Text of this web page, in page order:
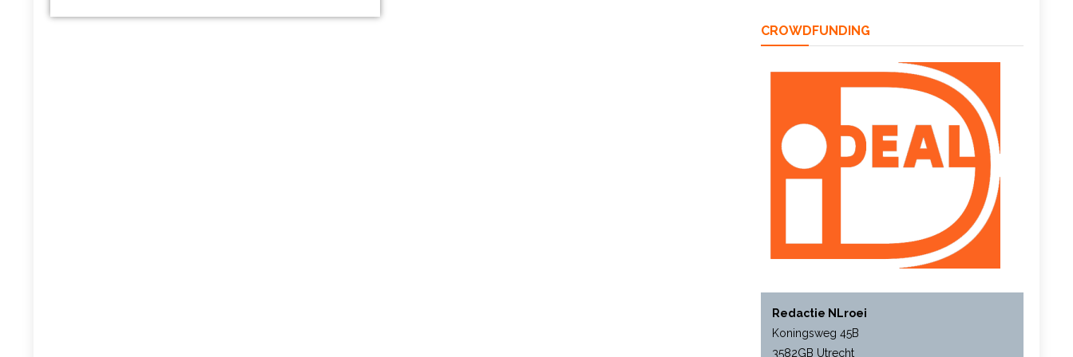
CROWDFUNDING
Redactie NLroei
Koningsweg 45B
3582GB Utrecht